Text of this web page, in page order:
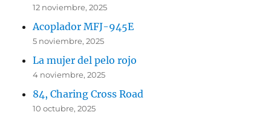
12 noviembre, 2025
Acoplador MFJ-945E
5 noviembre, 2025
La mujer del pelo rojo
4 noviembre, 2025
84, Charing Cross Road
10 octubre, 2025